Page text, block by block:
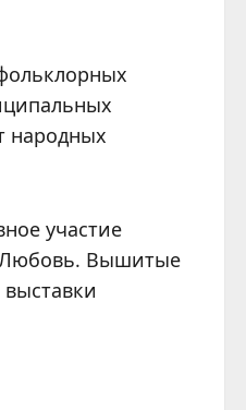
народных
участие
Любовь. Вышитые